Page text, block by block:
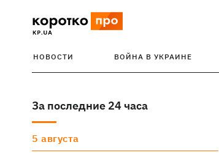
НОВОСТИ ВОЙНА В УКРАИНЕ
За последние 24 часа
5 августа